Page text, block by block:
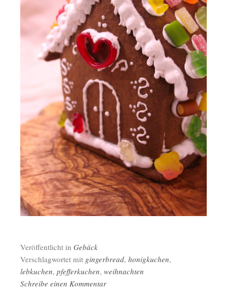
Veröffentlicht in Gebäck
Verschlagwortet mit gingerbread, honigkuchen,
lebkuchen, pfefferkuchen, weihnachten
Schreibe einen Kommentar